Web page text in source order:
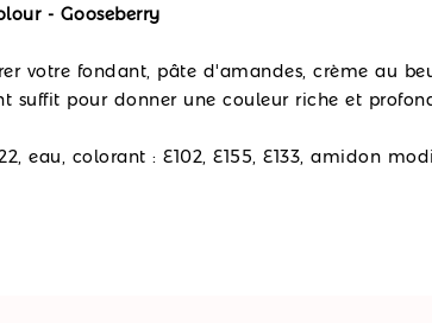
- Gooseberry
votre fondant, pâte d'amandes, crème au
suffit pour donner une couleur riche et
eau, colorant : E102, E155, E133, amidon